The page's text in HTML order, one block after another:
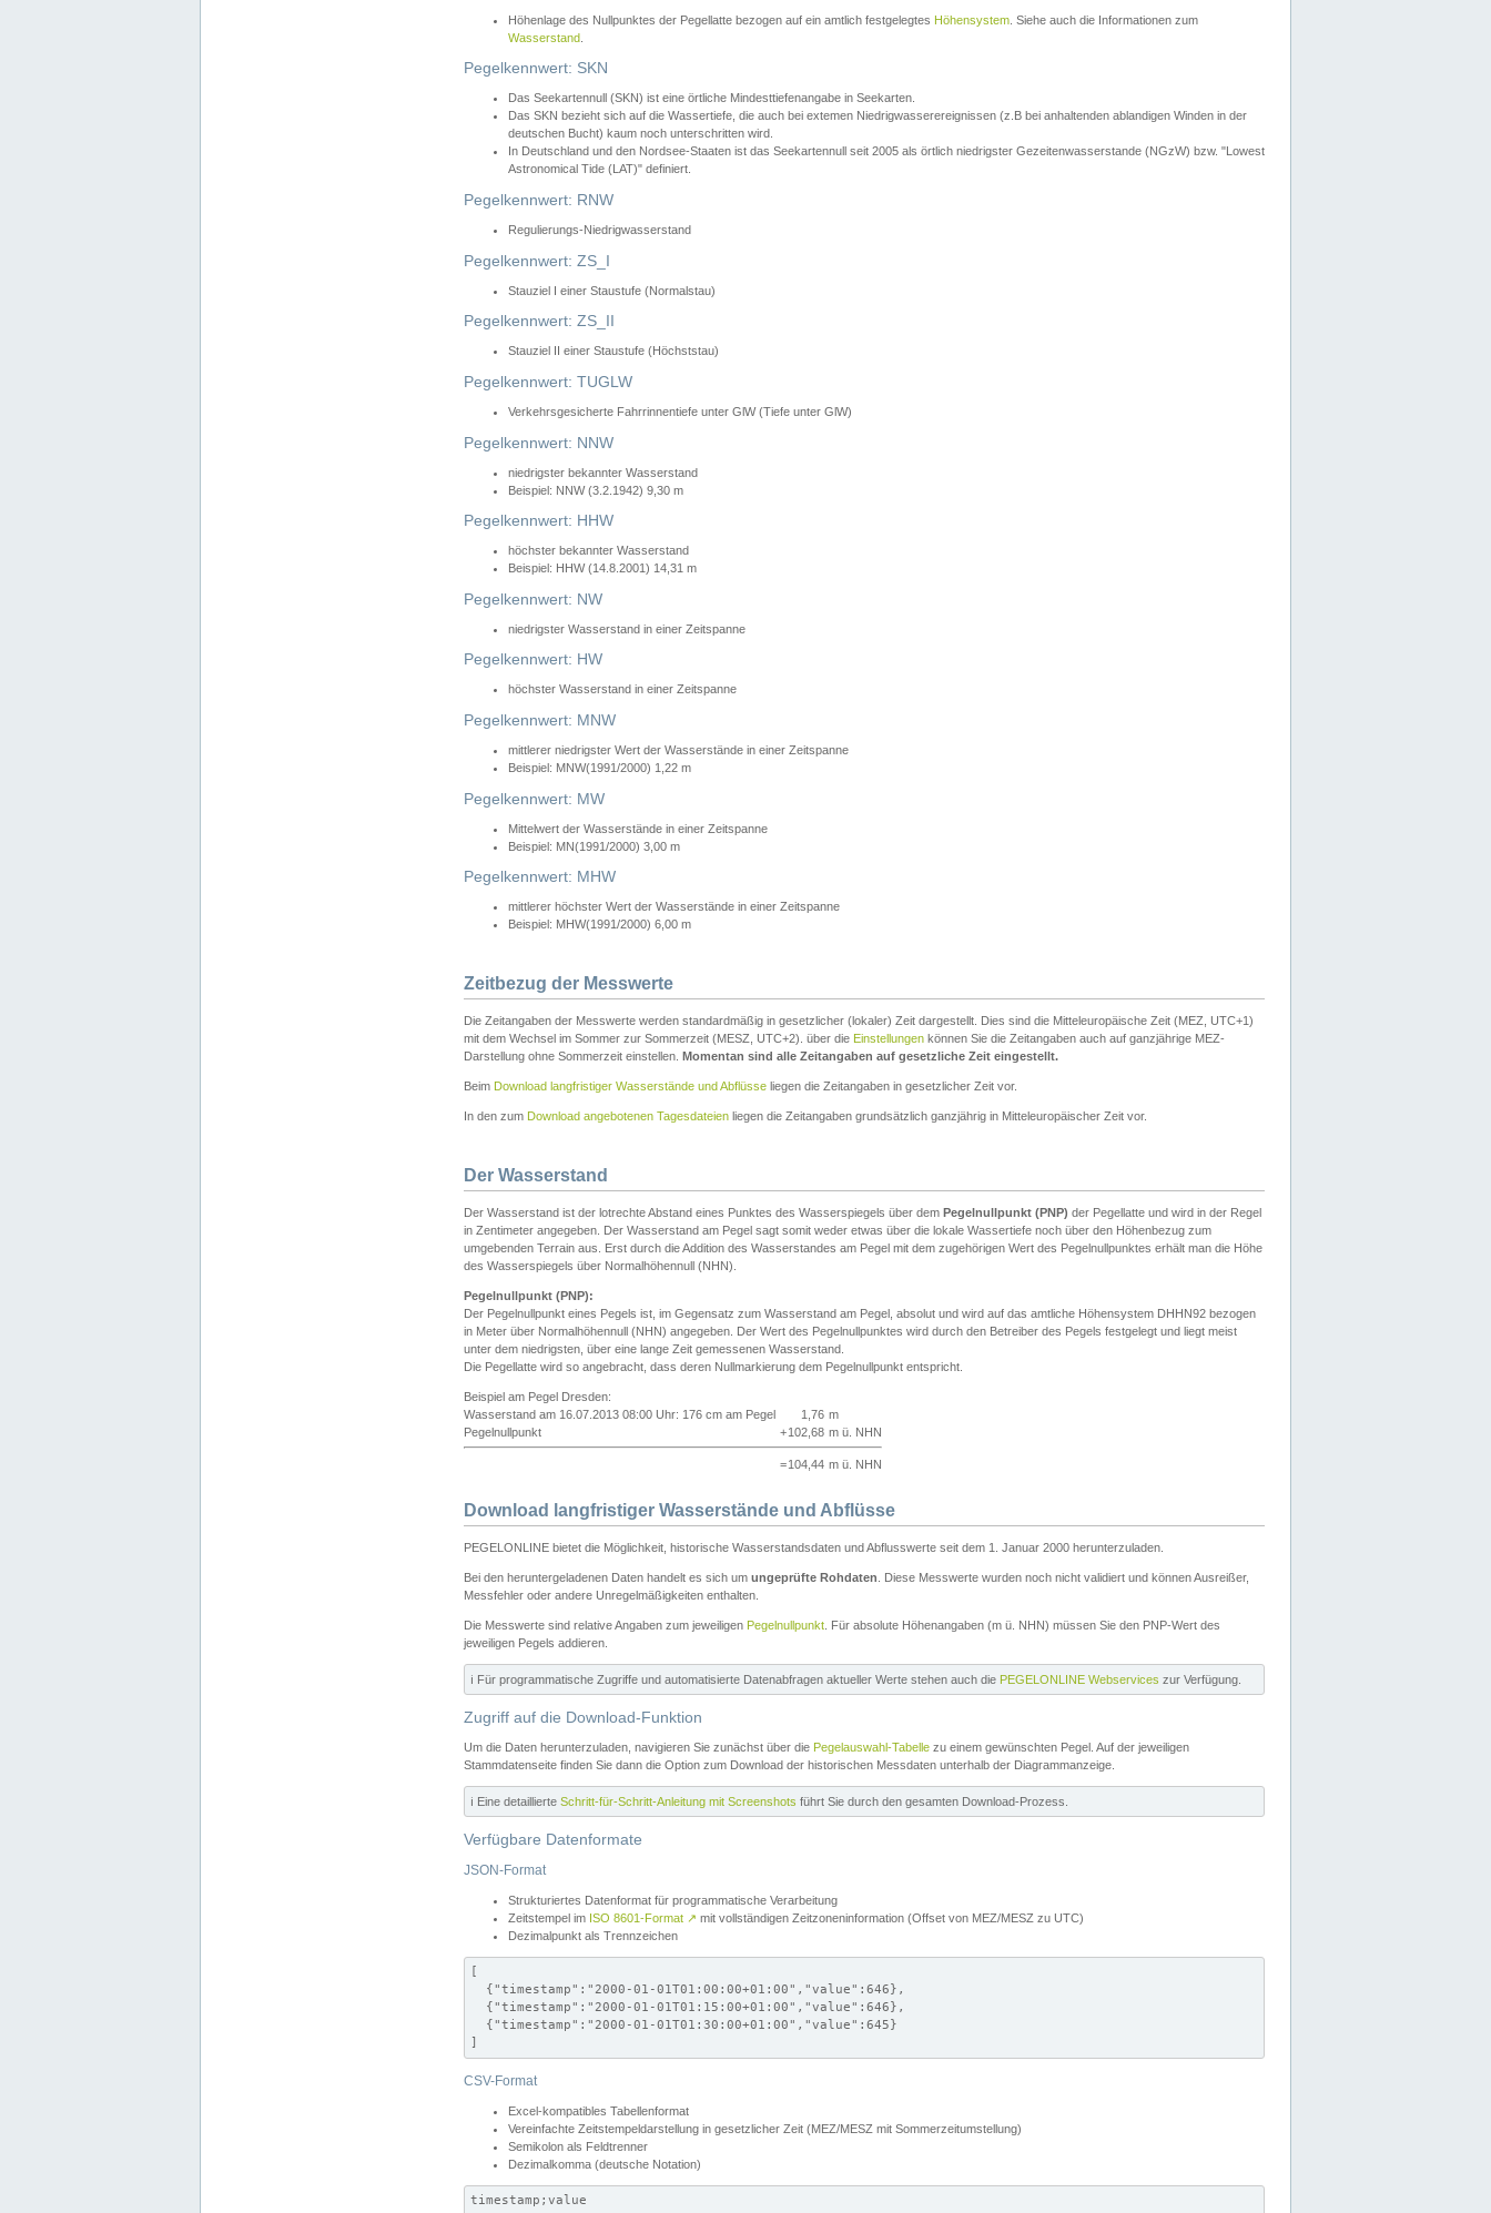
Höhenlage des Nullpunktes der Pegellatte bezogen auf ein amtlich festgelegtes Höhensystem . Siehe auch die Informationen zum
Wasserstand
Pegelkennwert: SKN
Das Seekartennull (SKN) ist eine örtliche Mindesttiefenangabe in Seekarten.
Das SKN bezieht sich auf die Wassertiefe, die auch bei extemen Niedrigwasserereignissen (z.B bei anhaltenden ablandigen Winden in der
deutschen Bucht) kaum noch unterschritten wird.
In Deutschland und den Nordsee-Staaten ist das Seekartennull seit 2005 als örtlich niedrigster Gezeitenwasserstande (NGzW) bzw. "Lowest
Astronomical Tide (LAT)" definiert.
Pegelkennwert: RNW
Regulierungs-Niedrigwasserstand
Pegelkennwert: ZS_I
Stauziel I einer Staustufe (Normalstau)
Pegelkennwert: ZS_II
Stauziel II einer Staustufe (Höchststau)
Pegelkennwert: TUGLW
Verkehrsgesicherte Fahrrinnentiefe unter GlW (Tiefe unter GlW)
Pegelkennwert: NNW
niedrigster bekannter Wasserstand
Beispiel: NNW (3.2.1942) 9,30 m
Pegelkennwert: HHW
höchster bekannter Wasserstand
Beispiel: HHW (14.8.2001) 14,31 m
Pegelkennwert: NW
niedrigster Wasserstand in einer Zeitspanne
Pegelkennwert: HW
höchster Wasserstand in einer Zeitspanne
Pegelkennwert: MNW
mittlerer niedrigster Wert der Wasserstände in einer Zeitspanne
Beispiel: MNW(1991/2000) 1,22 m
Pegelkennwert: MW
Mittelwert der Wasserstände in einer Zeitspanne
Beispiel: MN(1991/2000) 3,00 m
Pegelkennwert: MHW
mittlerer höchster Wert der Wasserstände in einer Zeitspanne
Beispiel: MHW(1991/2000) 6,00 m
Zeitbezug der Messwerte
Die Zeitangaben der Messwerte werden standardmäßig in gesetzlicher (lokaler) Zeit dargestellt. Dies sind die Mitteleuropäische Zeit (MEZ, UTC+1)
mit dem Wechsel im Sommer zur Sommerzeit (MESZ, UTC+2). über die Einstellungen können Sie die Zeitangaben auch auf ganzjährige MEZ-
Darstellung ohne Sommerzeit einstellen. Momentan sind alle Zeitangaben auf gesetzliche Zeit eingestellt.
Beim Download langfristiger Wasserstände und Abflüsse liegen die Zeitangaben in gesetzlicher Zeit vor.
In den zum Download angebotenen Tagesdateien liegen die Zeitangaben grundsätzlich ganzjährig in Mitteleuropäischer Zeit vor.
Der Wasserstand
Der Wasserstand ist der lotrechte Abstand eines Punktes des Wasserspiegels über dem Pegelnullpunkt (PNP) der Pegellatte und wird in der Regel
in Zentimeter angegeben. Der Wasserstand am Pegel sagt somit weder etwas über die lokale Wassertiefe noch über den Höhenbezug zum
umgebenden Terrain aus. Erst durch die Addition des Wasserstandes am Pegel mit dem zugehörigen Wert des Pegelnullpunktes erhält man die Höhe
des Wasserspiegels über Normalhöhennull (NHN).
Pegelnullpunkt (PNP):
Der Pegelnullpunkt eines Pegels ist, im Gegensatz zum Wasserstand am Pegel, absolut und wird auf das amtliche Höhensystem DHHN92 bezogen
in Meter über Normalhöhennull (NHN) angegeben. Der Wert des Pegelnullpunktes wird durch den Betreiber des Pegels festgelegt und liegt meist
unter dem niedrigsten, über eine lange Zeit gemessenen Wasserstand.
Die Pegellatte wird so angebracht, dass deren Nullmarkierung dem Pegelnullpunkt entspricht.
Beispiel am Pegel Dresden:
Wasserstand am 16.07.2013 08:00 Uhr: 176 cm am Pegel
1,76 m
Pegelnullpunkt
+102,68 m ü. NHN
=104,44 m ü. NHN
Download langfristiger Wasserstände und Abflüsse
PEGELONLINE bietet die Möglichkeit, historische Wasserstandsdaten und Abflusswerte seit dem 1. Januar 2000 herunterzuladen.
Bei den heruntergeladenen Daten handelt es sich um ungeprüfte Rohdaten . Diese Messwerte wurden noch nicht validiert und können Ausreißer,
Messfehler oder andere Unregelmäßigkeiten enthalten.
Die Messwerte sind relative Angaben zum jeweiligen Pegelnullpunkt . Für absolute Höhenangaben (m ü. NHN) müssen Sie den PNP-Wert des
jeweiligen Pegels addieren.
ℹ️ Für programmatische Zugriffe und automatisierte Datenabfragen aktueller Werte stehen auch die PEGELONLINE Webservices zur Verfügung.
Zugriff auf die Download-Funktion
Um die Daten herunterzuladen, navigieren Sie zunächst über die Pegelauswahl-Tabelle zu einem gewünschten Pegel. Auf der jeweiligen
Stammdatenseite finden Sie dann die Option zum Download der historischen Messdaten unterhalb der Diagrammanzeige.
ℹ️ Eine detaillierte Schritt-für-Schritt-Anleitung mit Screenshots führt Sie durch den gesamten Download-Prozess.
Verfügbare Datenformate
JSON-Format
Strukturiertes Datenformat für programmatische Verarbeitung
Zeitstempel im ISO 8601-Format ↗ mit vollständigen Zeitzoneninformation (Offset von MEZ/MESZ zu UTC)
Dezimalpunkt als Trennzeichen
[
  {"timestamp":"2000-01-01T01:00:00+01:00","value":646},
  {"timestamp":"2000-01-01T01:15:00+01:00","value":646},
  {"timestamp":"2000-01-01T01:30:00+01:00","value":645}
]
CSV-Format
Excel-kompatibles Tabellenformat
Vereinfachte Zeitstempeldarstellung in gesetzlicher Zeit (MEZ/MESZ mit Sommerzeitumstellung)
Semikolon als Feldtrenner
Dezimalkomma (deutsche Notation)
timestamp;value